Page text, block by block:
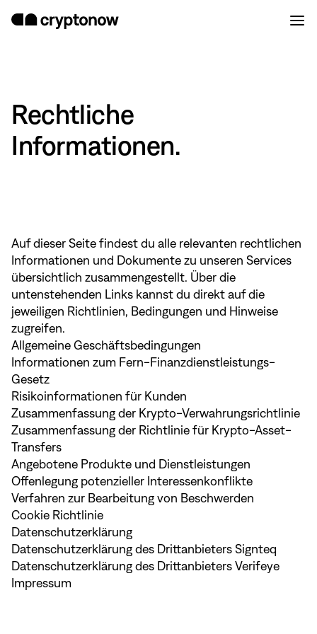
Rechtliche
Informationen.
Auf dieser Seite findest du alle relevanten rechtlichen
Informationen und Dokumente zu unseren Services
übersichtlich zusammengestellt. Über die
untenstehenden Links kannst du direkt auf die
jeweiligen Richtlinien, Bedingungen und Hinweise
zugreifen.
Allgemeine Geschäftsbedingungen
Informationen zum Fern-Finanzdienstleistungs-
Gesetz
Risikoinformationen für Kunden
Zusammenfassung der Krypto-Verwahrungsrichtlinie
Zusammenfassung der Richtlinie für Krypto-Asset-
Transfers
Angebotene Produkte und Dienstleistungen
Offenlegung potenzieller Interessenkonflikte
Verfahren zur Bearbeitung von Beschwerden
Cookie Richtlinie
Datenschutzerklärung
Datenschutzerklärung des Drittanbieters Signteq
Datenschutzerklärung des Drittanbieters Verifeye
Impressum